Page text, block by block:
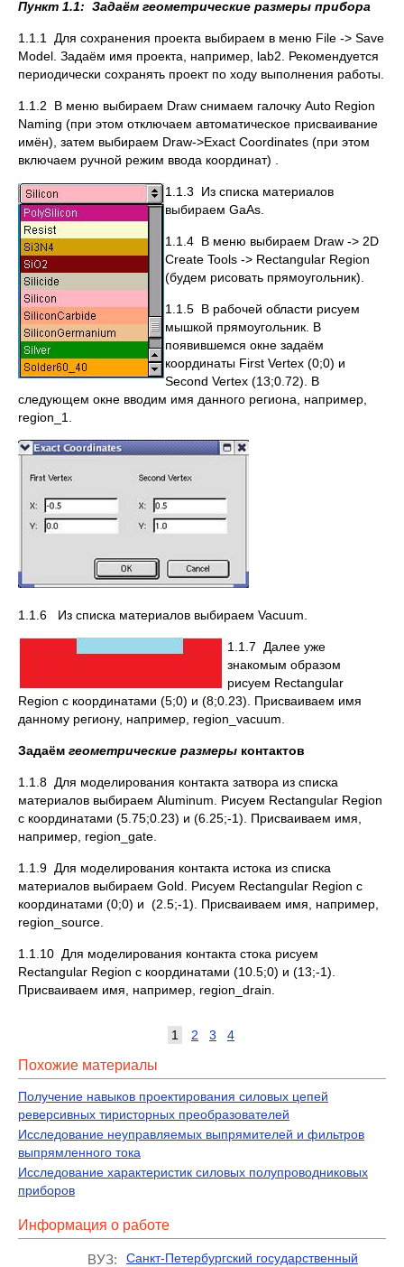
Пункт 1.1: Задаём геометрические размеры прибора
1.1.1 Для сохранения проекта выбираем в меню File -> Save
Model. Задаём имя проекта, например, lab2. Рекомендуется
периодически сохранять проект по ходу выполнения работы.
1.1.2 В меню выбираем Draw снимаем галочку Auto Region
Naming (при этом отключаем автоматическое присваивание
имён), затем выбираем Draw->Exact Coordinates (при этом
включаем ручной режим ввода координат) .
1.1.3 Из списка материалов
выбираем GaAs.
1.1.4 В меню выбираем Draw -> 2D
Create Tools -> Rectangular Region
(будем рисовать прямоугольник).
1.1.5 В рабочей области рисуем
мышкой прямоугольник. В
появившемся окне задаём
координаты First Vertex (0;0) и
Second Vertex (13;0.72). В
следующем окне вводим имя данного региона, например,
region_1.
1.1.6 Из списка материалов выбираем Vacuum.
1.1.7 Далее уже
знакомым образом
рисуем Rectangular
Region с координатами (5;0) и (8;0.23). Присваиваем имя
данному региону, например, region_vacuum.
Задаём геометрические размеры контактов
1.1.8 Для моделирования контакта затвора из списка
материалов выбираем Aluminum. Рисуем Rectangular Region
с координатами (5.75;0.23) и (6.25;-1). Присваиваем имя,
например, region_gate.
1.1.9 Для моделирования контакта истока из списка
материалов выбираем Gold. Рисуем Rectangular Region с
координатами (0;0) и (2.5;-1). Присваиваем имя, например,
region_source.
1.1.10 Для моделирования контакта стока рисуем
Rectangular Region с координатами (10.5;0) и (13;-1).
Присваиваем имя, например, region_drain.
1 2 3 4
Похожие материалы
Получение навыков проектирования силовых цепей
реверсивных тиристорных преобразователей
Исследование неуправляемых выпрямителей и фильтров
выпрямленного тока
Исследование характеристик силовых полупроводниковых
приборов
Информация о работе
ВУЗ: Санкт-Петербургский государственный